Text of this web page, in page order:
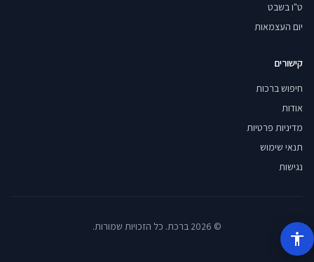
ט"ו בשבט
יום העצמאות
קישורים
חיפוש ברכות
אודות
מדיניות פרטיות
תנאי שימוש
נגישות
© 2026 ברכת. כל הזכויות שמורות.